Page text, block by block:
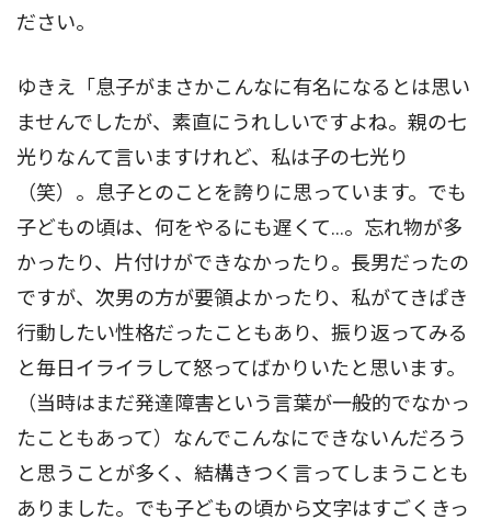
ださい。
ゆきえ「息子がまさかこんなに有名になるとは思い
ませんでしたが、素直にうれしいですよね。親の七
光りなんて言いますけれど、私は子の七光り
（笑）。息子とのことを誇りに思っています。でも
子どもの頃は、何をやるにも遅くて…。忘れ物が多
かったり、片付けができなかったり。長男だったの
ですが、次男の方が要領よかったり、私がてきぱき
行動したい性格だったこともあり、振り返ってみる
と毎日イライラして怒ってばかりいたと思います。
（当時はまだ発達障害という言葉が一般的でなかっ
たこともあって）なんでこんなにできないんだろう
と思うことが多く、結構きつく言ってしまうことも
ありました。でも子どもの頃から文字はすごくきっ